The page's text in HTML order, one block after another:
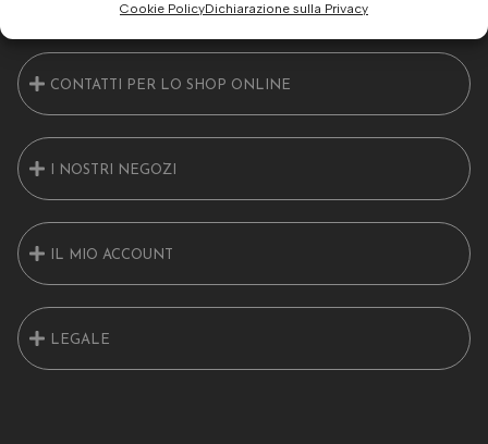
Cookie PolicyDichiarazione sulla Privacy
CONTATTI PER LO SHOP ONLINE
I NOSTRI NEGOZI
IL MIO ACCOUNT
LEGALE